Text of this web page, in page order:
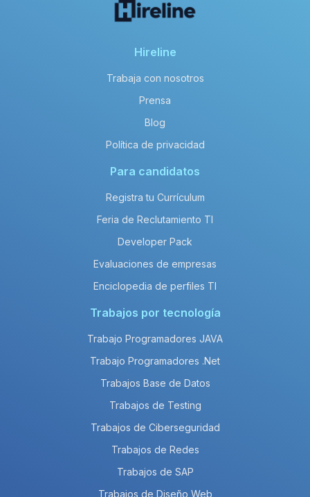
Hireline
Trabaja con nosotros
Prensa
Blog
Política de privacidad
Para candidatos
Registra tu Currículum
Feria de Reclutamiento TI
Developer Pack
Evaluaciones de empresas
Enciclopedia de perfiles TI
Trabajos por tecnología
Trabajo Programadores JAVA
Trabajo Programadores .Net
Trabajos Base de Datos
Trabajos de Testing
Trabajos de Ciberseguridad
Trabajos de Redes
Trabajos de SAP
Trabajos de Diseño Web